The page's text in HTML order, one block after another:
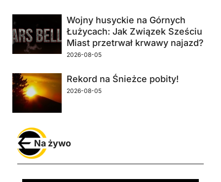
Wojny husyckie na Górnych
Łużycach: Jak Związek Sześciu
Miast przetrwał krwawy najazd?
2026-08-05
Rekord na Śnieżce pobity!
2026-08-05
Na żywo